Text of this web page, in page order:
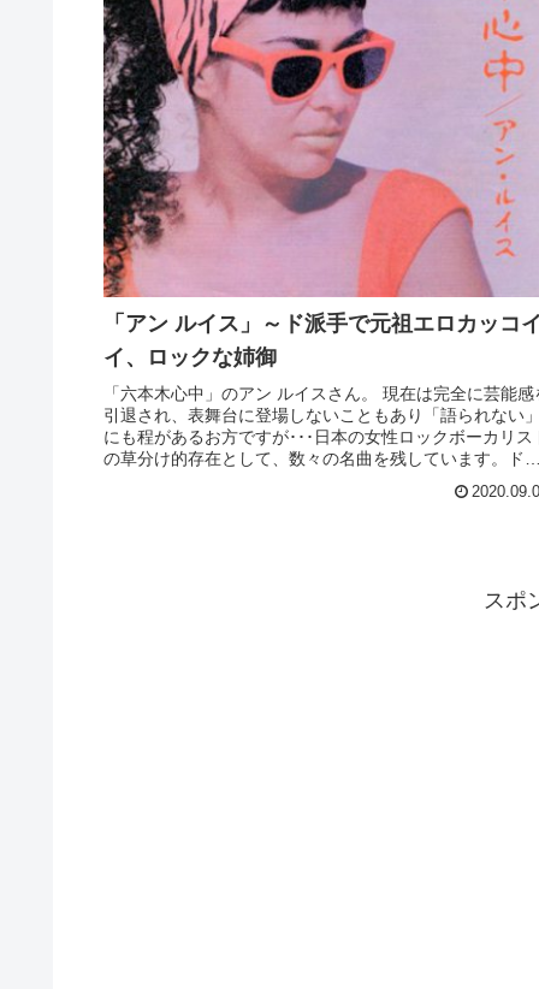
「アン ルイス」～ド派手で元祖エロカッコイ
イ、ロックな姉御
「六本木心中」のアン ルイスさん。 現在は完全に芸能感
引退され、表舞台に登場しないこともあり「語られない」
にも程があるお方ですが･･･日本の女性ロックボーカリス
の草分け的存在として、数々の名曲を残しています。ド派
スポ